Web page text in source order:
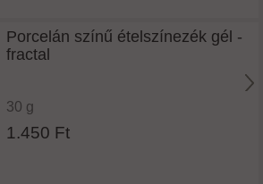
Porcelán színű ételszínezék gél -
fractal
30 g
1.450 Ft